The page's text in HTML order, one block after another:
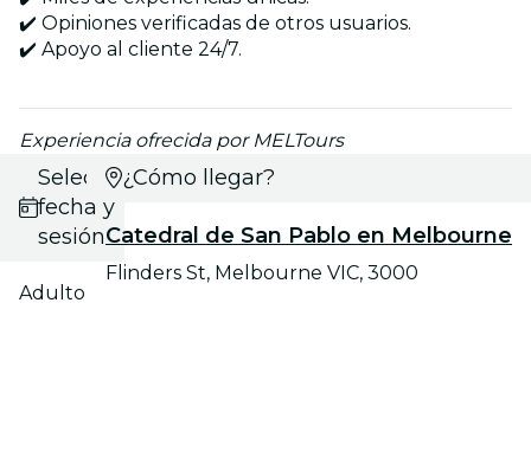
✔️ Opiniones verificadas de otros usuarios.
✔️ Apoyo al cliente 24/7.
Experiencia ofrecida por MELTours
Selecciona
fecha y
sesión
Adulto
¿Cómo llegar?
Catedral de San Pablo en Melbourne
Flinders St, Melbourne VIC, 3000